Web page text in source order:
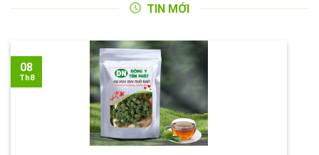
TIN MỚI
08
Th8